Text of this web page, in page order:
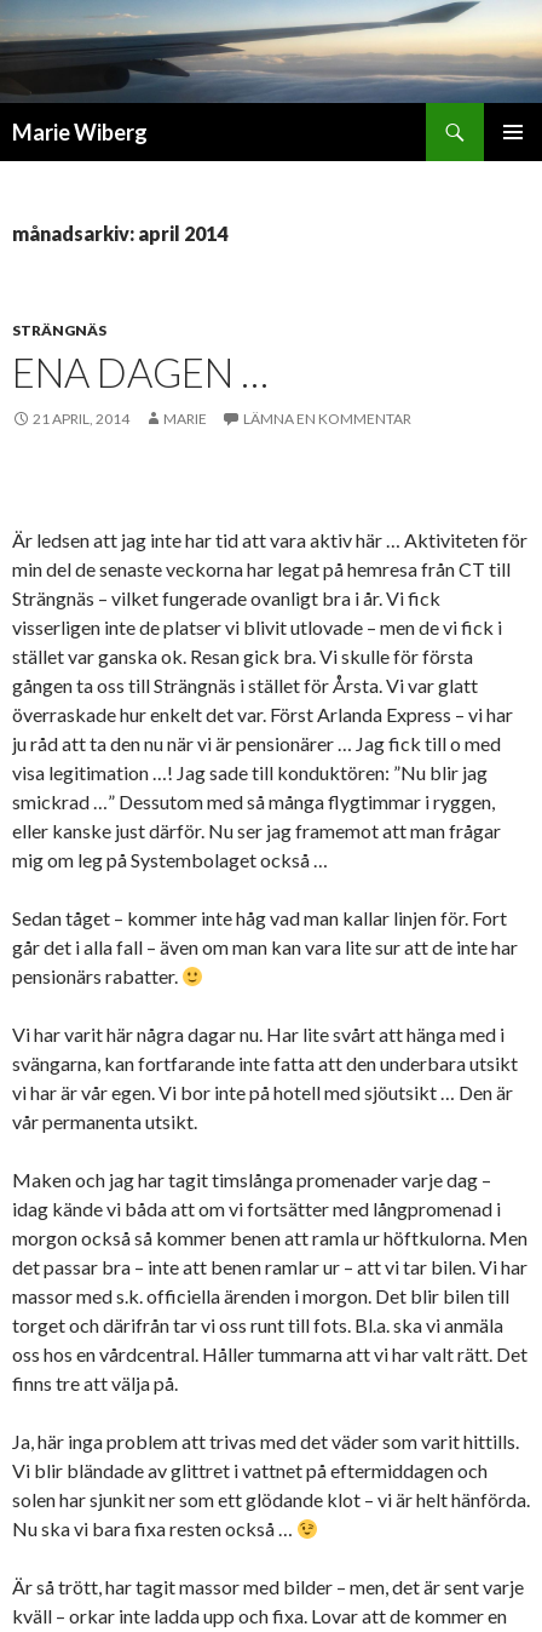
Marie Wiberg
månadsarkiv: april 2014
STRÄNGNÄS
ENA DAGEN …
21 APRIL, 2014 MARIE LÄMNA EN KOMMENTAR
Är ledsen att jag inte har tid att vara aktiv här … Aktiviteten för
min del de senaste veckorna har legat på hemresa från CT till
Strängnäs – vilket fungerade ovanligt bra i år. Vi fick
visserligen inte de platser vi blivit utlovade – men de vi fick i
stället var ganska ok. Resan gick bra. Vi skulle för första
gången ta oss till Strängnäs i stället för Årsta. Vi var glatt
överraskade hur enkelt det var. Först Arlanda Express – vi har
ju råd att ta den nu när vi är pensionärer … Jag fick till o med
visa legitimation …! Jag sade till konduktören: ”Nu blir jag
smickrad …” Dessutom med så många flygtimmar i ryggen,
eller kanske just därför. Nu ser jag framemot att man frågar
mig om leg på Systembolaget också …
Sedan tåget – kommer inte håg vad man kallar linjen för. Fort
går det i alla fall – även om man kan vara lite sur att de inte har
pensionärs rabatter.
Vi har varit här några dagar nu. Har lite svårt att hänga med i
svängarna, kan fortfarande inte fatta att den underbara utsikt
vi har är vår egen. Vi bor inte på hotell med sjöutsikt … Den är
vår permanenta utsikt.
Maken och jag har tagit timslånga promenader varje dag –
idag kände vi båda att om vi fortsätter med långpromenad i
morgon också så kommer benen att ramla ur höftkulorna. Men
det passar bra – inte att benen ramlar ur – att vi tar bilen. Vi har
massor med s.k. officiella ärenden i morgon. Det blir bilen till
torget och därifrån tar vi oss runt till fots. Bl.a. ska vi anmäla
oss hos en vårdcentral. Håller tummarna att vi har valt rätt. Det
finns tre att välja på.
Ja, här inga problem att trivas med det väder som varit hittills.
Vi blir bländade av glittret i vattnet på eftermiddagen och
solen har sjunkit ner som ett glödande klot – vi är helt hänförda.
Nu ska vi bara fixa resten också …
Är så trött, har tagit massor med bilder – men, det är sent varje
kväll – orkar inte ladda upp och fixa. Lovar att de kommer en